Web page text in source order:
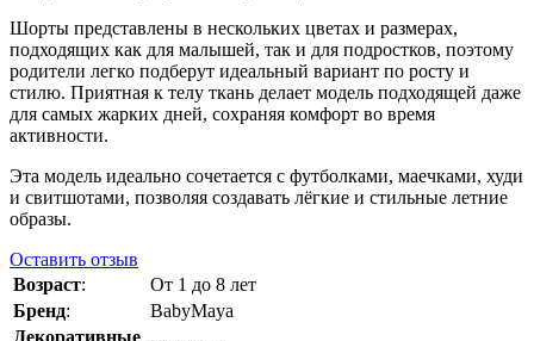
Шорты представлены в нескольких цветах и размерах,
подходящих как для малышей, так и для подростков, поэтому
родители легко подберут идеальный вариант по росту и
стилю. Приятная к телу ткань делает модель подходящей даже
для самых жарких дней, сохраняя комфорт во время
активности.
Эта модель идеально сочетается с футболками, маечками, худи
и свитшотами, позволяя создавать лёгкие и стильные летние
образы.
Оставить отзыв
Возраст:
От 1 до 8 лет
Бренд:
BabyMaya
Декоративные